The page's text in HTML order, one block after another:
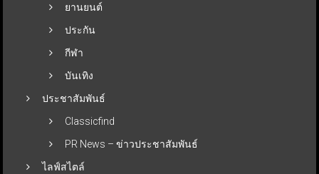
ยานยนต์
ประกัน
กีฬา
บันเทิง
ประชาสัมพันธ์
Classicfind
PR News – ข่าวประชาสัมพันธ์
ไลฟ์สไตล์